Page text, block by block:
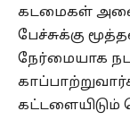
கடமைகள்
பேச்சுக்கு
நேர்மையாக
கட்டளையிடும்